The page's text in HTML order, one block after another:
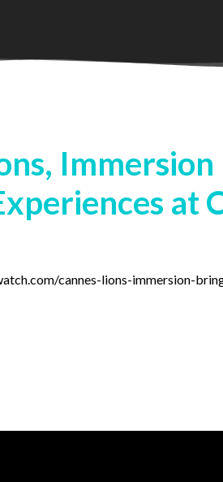
at
cannes-lions-immersion-